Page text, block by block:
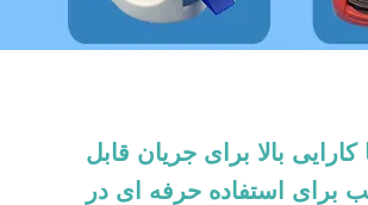
کارایی بالا برای جریان قابل
برای استفاده حرفه ای در